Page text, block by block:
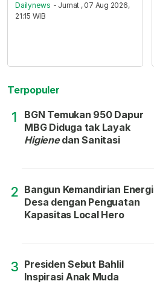
Dailynews - Jumat , 07 Aug 2026,
21:15 WIB
Terpopuler
1
BGN Temukan 950 Dapur
MBG Diduga tak Layak
Higienedan Sanitasi
2 Bangun Kemandirian Energi
Desa dengan Penguatan
Kapasitas Local Hero
3 Presiden Sebut Bahlil
Inspirasi Anak Muda